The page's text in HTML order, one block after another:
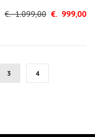
€. 1.099,00 €. 999,00
3 4